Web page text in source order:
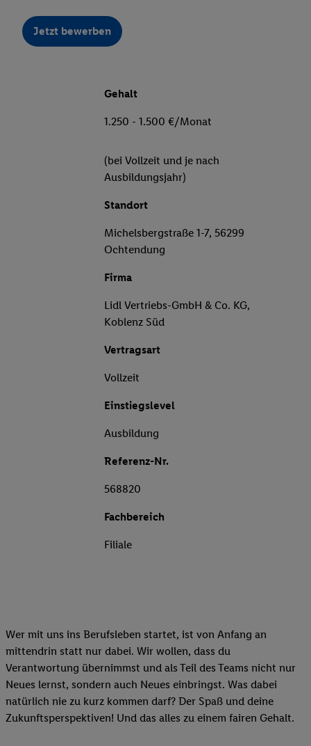
Jetzt bewerben
Gehalt
1.250 - 1.500 €/Monat
(bei Vollzeit und je nach
Ausbildungsjahr)
Standort
Michelsbergstraße 1-7, 56299
Ochtendung
Firma
Lidl Vertriebs-GmbH & Co. KG,
Koblenz Süd
Vertragsart
Vollzeit
Einstiegslevel
Ausbildung
Referenz-Nr.
568820
Fachbereich
Filiale
Wer mit uns ins Berufsleben startet, ist von Anfang an
mittendrin statt nur dabei. Wir wollen, dass du
Verantwortung übernimmst und als Teil des Teams nicht nur
Neues lernst, sondern auch Neues einbringst. Was dabei
natürlich nie zu kurz kommen darf? Der Spaß und deine
Zukunftsperspektiven! Und das alles zu einem fairen Gehalt.